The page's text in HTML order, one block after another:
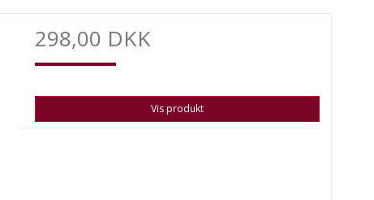
298,00 DKK
Vis produkt